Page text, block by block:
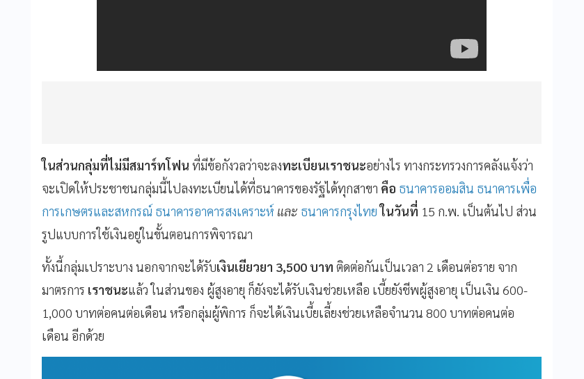
ในส่วนกลุ่มที่ไม่มีสมาร์ทโฟน ที่มีข้อกังวลว่าจะลงทะเบียนเราชนะอย่างไร ทางกระทรวงการคลังแจ้งว่า
จะเปิดให้ประชาชนกลุ่มนี้ไปลงทะเบียนได้ที่ธนาคารของรัฐได้ทุกสาขา คือ ธนาคารออมสิน ธนาคารเพื่อ
การเกษตรและสหกรณ์ ธนาคารอาคารสงเคราะห์ และ ธนาคารกรุงไทย ในวันที่ 15 ก.พ. เป็นต้นไป ส่วน
รูปแบบการใช้เงินอยู่ในขั้นตอนการพิจารณา
ทั้งนี้กลุ่มเปราะบาง นอกจากจะได้รับเงินเยียวยา 3,500 บาท ติดต่อกันเป็นเวลา 2 เดือนต่อราย จาก
มาตรการ เราชนะแล้ว ในส่วนของ ผู้สูงอายุ ก็ยังจะได้รับเงินช่วยเหลือ เบี้ยยังชีพผู้สูงอายุ เป็นเงิน 600-
1,000 บาทต่อคนต่อเดือน หรือกลุ่มผู้พิการ ก็จะได้เงินเบี้ยเลี้ยงช่วยเหลือจำนวน 800 บาทต่อคนต่อ
เดือน อีกด้วย